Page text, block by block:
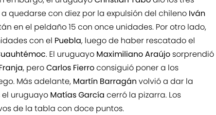
quedarse con diez por la expulsión del chileno Iván
en el peldaño 15 con once unidades. Por otro lado,
con el Puebla, luego de haber rescatado el
. El uruguayo Maximiliano Araújo sorprendió
, peroCarlos Fierroconsiguió poner a los
Más adelante, Martín Barragán volvió a dar la
uruguayo Matías García cerró la pizarra. Los
de la tabla con doce puntos.